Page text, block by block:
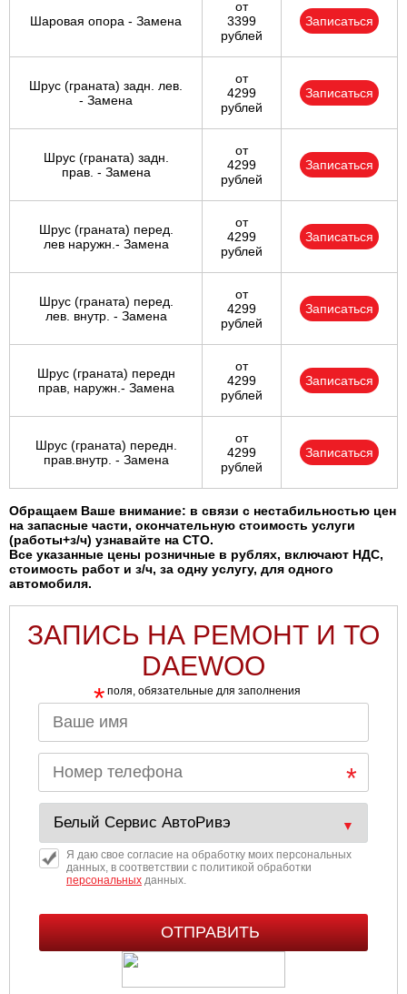
Шаровая опора - Замена
от
3399
рублей
Записаться
Шрус (граната) задн. лев.
- Замена
от
4299
рублей
Записаться
Шрус (граната) задн.
прав. - Замена
от
4299
рублей
Записаться
Шрус (граната) перед.
лев наружн.- Замена
от
4299
рублей
Записаться
Шрус (граната) перед.
лев. внутр. - Замена
от
4299
рублей
Записаться
Шрус (граната) передн
прав, наружн.- Замена
от
4299
рублей
Записаться
Шрус (граната) передн.
прав.внутр. - Замена
от
4299
рублей
Записаться
Обращаем Ваше внимание: в связи с нестабильностью цен
на запасные части, окончательную стоимость услуги
(работы+з/ч) узнавайте на СТО.
Все указанные цены розничные в рублях, включают НДС,
стоимость работ и з/ч, за одну услугу, для одного
автомобиля.
ЗАПИСЬ НА РЕМОНТ И ТО
DAEWOO
* поля, обязательные для заполнения
Я даю свое согласие на обработку моих персональных
данных, в соответствии с политикой обработки
персональныхданных.